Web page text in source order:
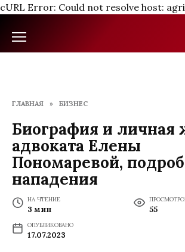
cURL Error: Could not resolve host:
содержанию
ГЛАВНАЯ » БИЗНЕС
Биография и личная
адвоката Елены
Пономаревой,
нападения
НА ЧТЕНИЕ
3 мин 55
ОПУБЛИКОВАНО
17.07.2023